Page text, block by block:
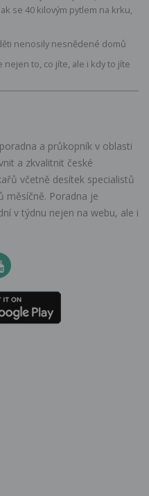
se 40 kilovým pytlem na krku,
nenosily nesnědené domů
nejen to, co jíte, ale i kdy to jíte
a průkopník v oblasti
a zkvalitnit české
včetně desítek specialistů
měsíčně. Poradna je
v týdnu nejen na webu, ale i